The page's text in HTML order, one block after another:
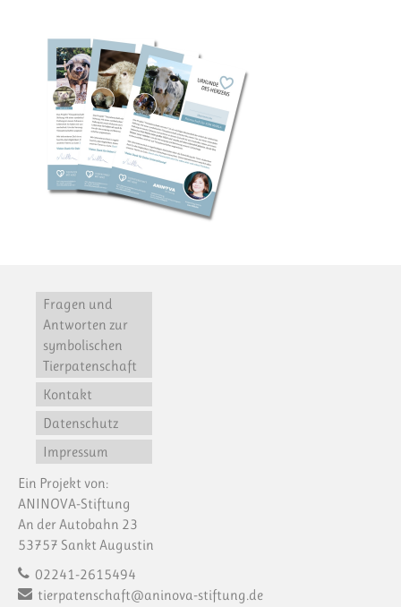
Fragen und
Antworten zur
symbolischen
Tierpatenschaft
Kontakt
Datenschutz
Impressum
Ein Projekt von:
ANINOVA-Stiftung
An der Autobahn 23
53757 Sankt Augustin
02241-2615494
tierpatenschaft@aninova-stiftung.de